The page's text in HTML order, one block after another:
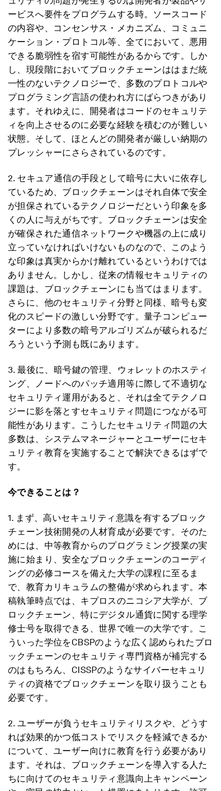
ービスへ要件をプログラムする時。ソースコード
の内容や、コンセンサス・メカニズム、コミュニ
ケーション・プロトコル等、全てにおいて、悪用
できる脆弱性を宿す可能性があるからです。しか
し、現段階においてブロックチェーンははまだ統
一性のないテクノロジーで、多数のプロトコルや
プログラミング言語の使われ方にばらつきがあり
ます。それゆえに、開発者はコードのセキュリテ
ィを向上させるのに必要な経験を積むのが難しい
状態。そして、ほとんどの開発者が厳しい納期の
プレッシャーにさらされているのです。
2. セキュア通信の手段として暗号に大いに依存し
ているため、ブロックチェーンはそれ自体で安全
が担保されているテクノロジーだという印象を多
くの人に与えがちです。ブロックチェーンは安全
が確保された通信ネットワークや機器の上に成り
立っていなければいけないものなので、このよう
な印象は真実からかけ離れているというわけでは
ありません。しかし、従来の情報セキュリティの
課題は、ブロックチェーンにも当てはまります。
さらに、他のセキュリティ分野と同様、暗号も変
化のスピードの激しい分野です。量子コンピュー
ターにより多数の暗号アルゴリズムが破られるだ
ろうという予測も既にあります。
3. 最後に、暗号鍵の管理、ウォレットのホスティ
ング、ノードへのパッチ適用等に際して不適切な
セキュリティ運用があると、それは全てテクノロ
ジーに影を落とすセキュリティ問題につながる可
能性があります。こうしたセキュリティ問題の大
多数は、システムマネージャーとユーザーにセキ
ュリティ教育を実施することで解決できるはずで
す。
今できることは？
1. まず、高いセキュリティ意識を有するブロック
チェーン技術開発の人材育成が必要です。そのた
めには、中等教育からのプログラミング授業の実
施に始まり、安全なブロックチェーンのコーディ
ングの必修コースを備えた大学の課程に至るま
で、教育カリキュラムの整備が求められます。本
稿執筆時点では、キプロスのニコシア大学が、ブ
ロックチェーン、特にデジタル通貨に関する理学
修士号を取得できる、世界で唯一の大学です。こ
ういった学位をCBSPのような広く認められたブロ
ックチェーンのセキュリティ専門資格が補完する
のはもちろん、CISSPのようなサイバーセキュリ
ティの資格でブロックチェーンを取り扱うことも
必要です。
2. ユーザーが負うセキュリティリスクや、どうす
れば効果的かつ低コストでリスクを軽減できるか
について、ユーザー向けに教育を行う必要があり
ます。それは、ブロックチェーンを導入する人た
ちに向けてのセキュリティ意識向上キャンペーン